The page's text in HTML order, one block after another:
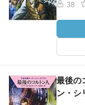
38
最後の
ン・シ